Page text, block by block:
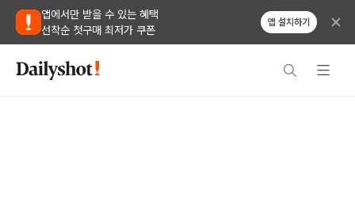
앱에서만 받을 수 있는 혜택
선착순 첫구매 최저가 쿠폰
앱 설치하기